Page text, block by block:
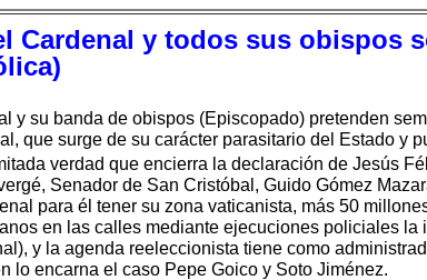
Cardenal y todos sus obispos
y su banda de obispos (Episcopado) pretenden
que surge de su carácter parasitario del Estado y
verdad que encierra la declaración de Jesús
Senador de San Cristóbal, Guido Gómez
para él tener su zona vaticanista, más 50
en las calles mediante ejecuciones policiales
y la agenda reeleccionista tiene como
lo encarna el caso Pepe Goico y Soto Jiménez.